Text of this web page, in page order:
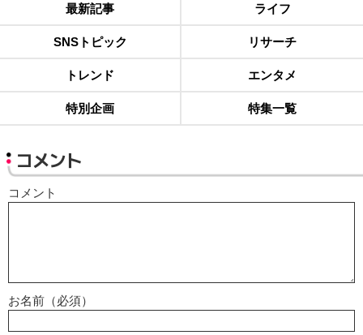
最新記事 ライフ
SNSトピック リサーチ
トレンド エンタメ
特別企画 特集一覧
コメント
コメント
お名前（必須）